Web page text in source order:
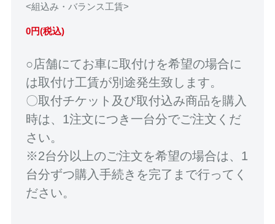
<組込み・バランス工賃>
0円(税込)
○店舗にてお車に取付けを希望の場合に
は取付け工賃が別途発生致します。
〇取付チケット及び取付込み商品を購入
時は、1注文につき一台分でご注文くだ
さい。
※2台分以上のご注文を希望の場合は、1
台分ずつ購入手続きを完了まで行ってく
ださい。